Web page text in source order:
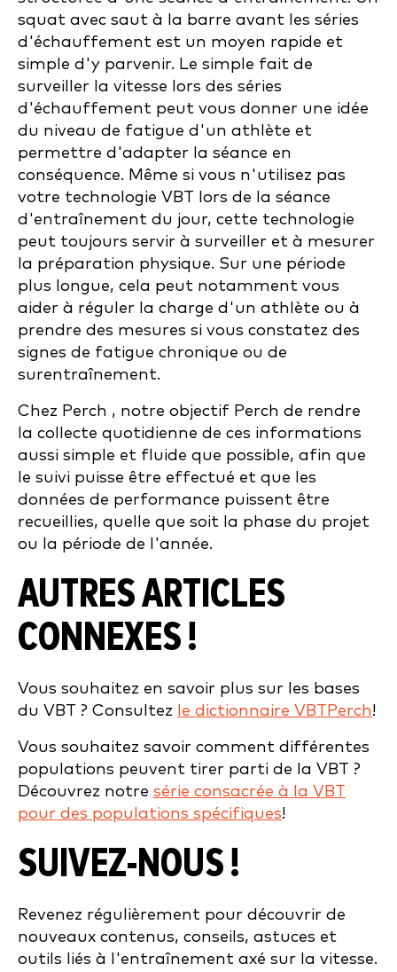
squat avec saut à la barre avant les séries
d'échauffement est un moyen rapide et
simple d'y parvenir. Le simple fait de
surveiller la vitesse lors des séries
d'échauffement peut vous donner une idée
du niveau de fatigue d'un athlète et
permettre d'adapter la séance en
conséquence. Même si vous n'utilisez pas
votre technologie VBT lors de la séance
d'entraînement du jour, cette technologie
peut toujours servir à surveiller et à mesurer
la préparation physique. Sur une période
plus longue, cela peut notamment vous
aider à réguler la charge d'un athlète ou à
prendre des mesures si vous constatez des
signes de fatigue chronique ou de
surentraînement.
Chez Perch , notre objectif Perch de rendre
la collecte quotidienne de ces informations
aussi simple et fluide que possible, afin que
le suivi puisse être effectué et que les
données de performance puissent être
recueillies, quelle que soit la phase du projet
ou la période de l'année.
AUTRES ARTICLES
CONNEXES !
Vous souhaitez en savoir plus sur les bases
du VBT ? Consultez
le dictionnaire VBTPerch!
Vous souhaitez savoir comment différentes
populations peuvent tirer parti de la VBT ?
Découvrez notre série consacrée à la VBT
pour des populations spécifiques!
SUIVEZ-NOUS !
Revenez régulièrement pour découvrir de
nouveaux contenus, conseils, astuces et
outils liés à l'entraînement axé sur la vitesse.